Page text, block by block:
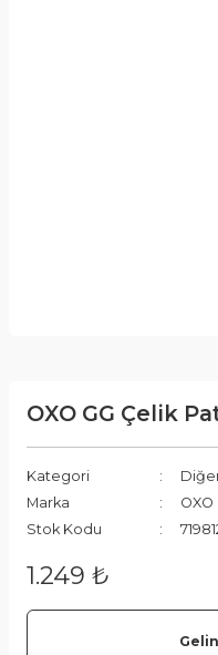
OXO GG Çelik
Kategori
Marka
OXO
Stok Kodu
1.249 ₺